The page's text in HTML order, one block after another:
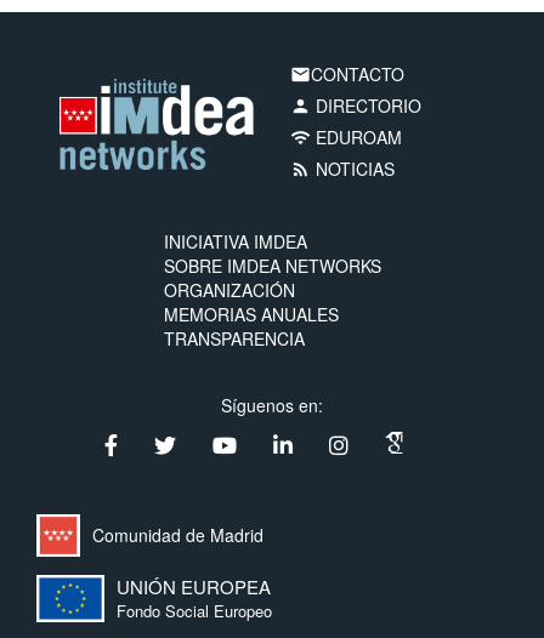
emailCONTACTO
person DIRECTORIO
wifi EDUROAM
rss_feed NOTICIAS
INICIATIVA IMDEA
SOBRE IMDEA NETWORKS
ORGANIZACIÓN
MEMORIAS ANUALES
TRANSPARENCIA
Síguenos en:
Comunidad de Madrid
UNIÓN EUROPEA
Fondo Social Europeo